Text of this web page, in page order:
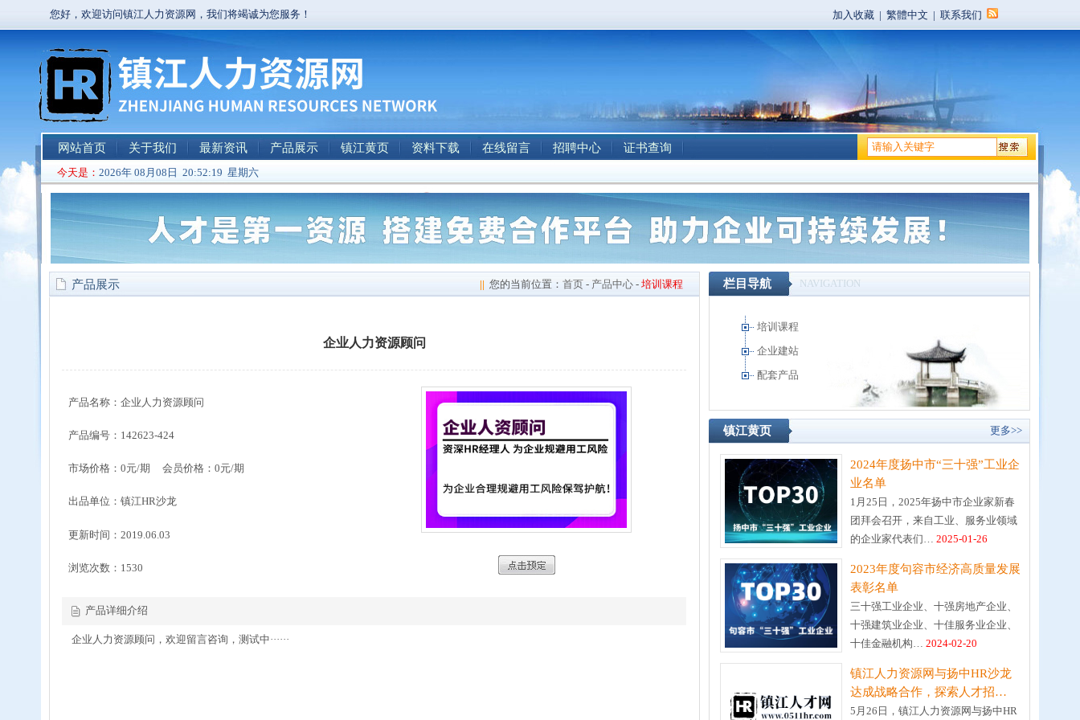
您好，欢迎访问镇江人力资源网，我们将竭诚为您服务！ 加入收藏 | 繁體中文 | 联系我们
网站首页 关于我们 最新资讯 产品展示 镇江黄页 资料下载 在线留言 招聘中心 证书查询
今天是： 2026年 08月08日 20:52:19 星期六
产品展示 || 您的当前位置： 首页 - 产品中心 - 培训课程
企业人力资源顾问
产品名称：企业人力资源顾问
产品编号：142623-424
市场价格：0元/期 会员价格：0元/期
出品单位：镇江HR沙龙
更新时间：2019.06.03
浏览次数： 1530
产品详细介绍
企业人力资源顾问，欢迎留言咨询，测试中······
栏目导航 NAVIGATION
培训课程
企业建站
配套产品
镇江黄页 更多>>
2024年度扬中市“三十强”工业企
业名单
1月25日，2025年扬中市企业家新春
团拜会召开，来自工业、服务业领域
的企业家代表们… 2025-01-26
2023年度句容市经济高质量发展
表彰名单
三十强工业企业、十强房地产企业、
十强建筑业企业、十佳服务业企业、
十佳金融机构… 2024-02-20
镇江人力资源网与扬中HR沙龙
达成战略合作，探索人才招…
5月26日，镇江人力资源网与扬中HR